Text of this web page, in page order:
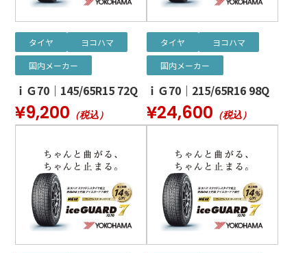
タイヤ
ヨコハマ
国内メーカー
ｉＧ70｜145/65R15 72Q
¥9,200 （税込）
タイヤ
ヨコハマ
国内メーカー
ｉＧ70｜215/65R16 98Q
¥24,600 （税込）